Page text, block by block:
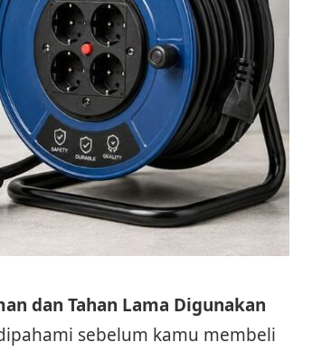
dan Tahan Lama Digunakan
sebelum kamu membeli